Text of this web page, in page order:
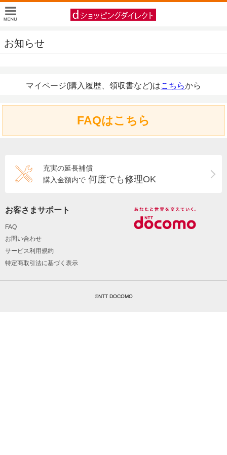
お知らせ
マイページ(購入履歴、領収書など)はこちらから
FAQはこちら
充実の延長補償
購入金額内で 何度でも修理OK
お客さまサポート
FAQ
お問い合わせ
サービス利用規約
特定商取引法に基づく表示
©NTT DOCOMO